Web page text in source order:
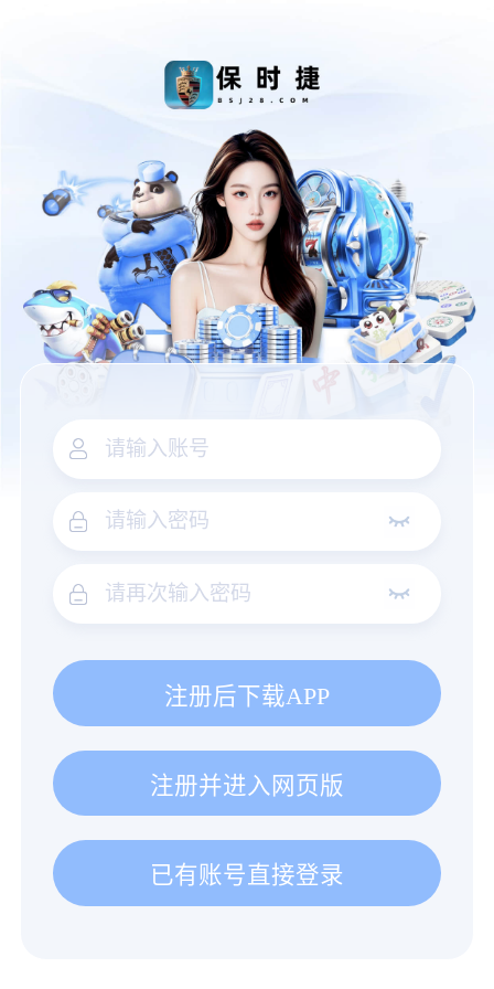
注册后下载APP
注册并进入网页版
已有账号直接登录